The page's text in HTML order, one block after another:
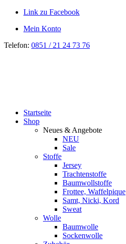
Link zu Facebook
Mein Konto
Telefon: 0851 / 21 24 73 76
Startseite
Shop
Neues & Angebote
NEU
Sale
Stoffe
Jersey
Trachtenstoffe
Baumwollstoffe
Frottee, Waffelpique
Samt, Nicki, Kord
Sweat
Wolle
Baumwolle
Sockenwolle